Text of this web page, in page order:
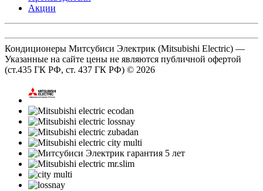
Акции
Кондиционеры Митсубиси Электрик (Mitsubishi Electric) —
Указанные на сайте цены не являются публичной офертой
(ст.435 ГК РФ, cт. 437 ГК РФ) © 2026